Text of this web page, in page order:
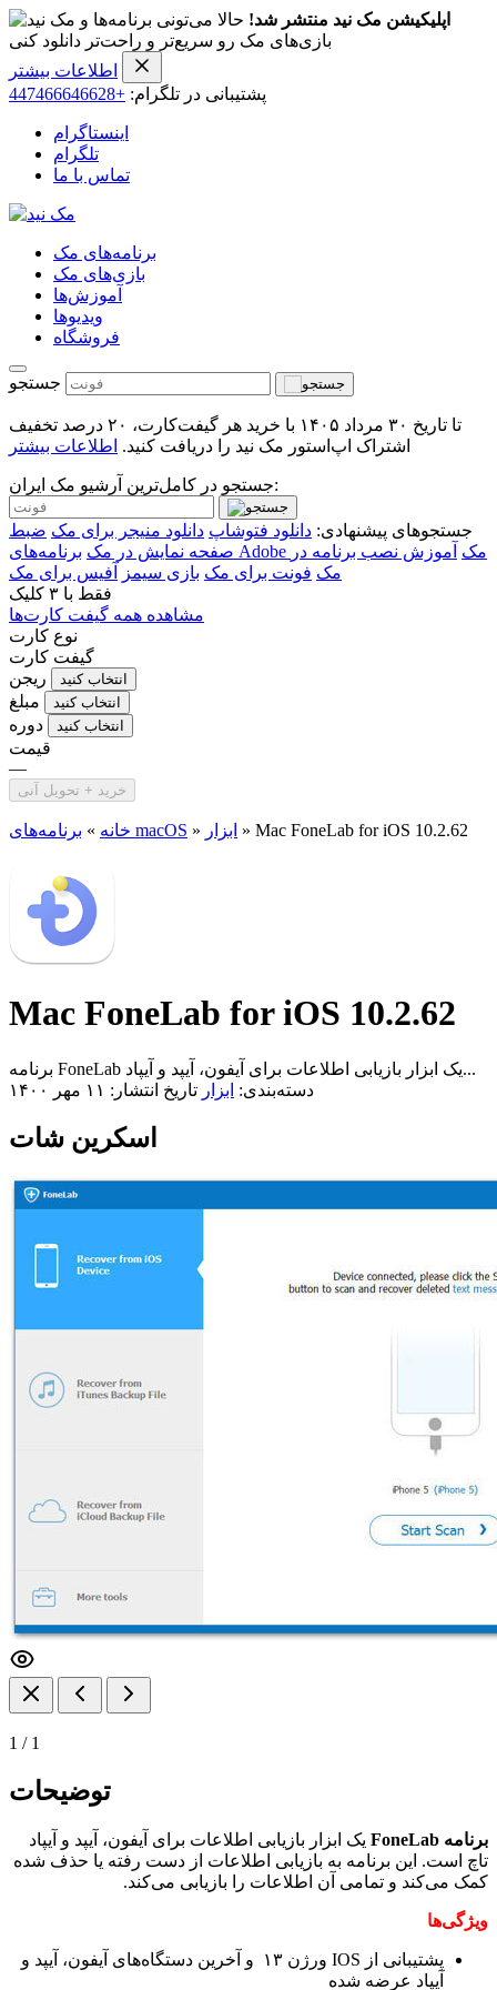
اپلیکیشن مک نید منتشر شد! حالا می‌تونی برنامه‌ها و
بازی‌های مک رو سریع‌تر و راحت‌تر دانلود کنی
اطلاعات بیشتر
پشتیبانی در تلگرام: +447466646628
اینستاگرام
تلگرام
تماس با ما
برنامه‌های مک
بازی‌های مک
آموزش‌ها
ویدیو‌ها
فروشگاه
جستجو
تا تاریخ ۳۰ مرداد ۱۴۰۵ با خرید هر گیفت‌کارت، ۲۰ درصد تخفیف
اشتراک اپ‌استور مک نید را دریافت کنید. اطلاعات بیشتر
جستجو در کامل‌ترین آرشیو مک ایران:
جستجوهای پیشنهادی: دانلود فتوشاپ دانلود منیجر برای مک ضبط
صفحه نمایش در مک
برنامه‌های Adobe مک آموزش نصب برنامه در
مک فونت برای مک بازی سیمز
آفیس برای مک
فقط با ۳ کلیک
مشاهده همه گیفت کارت‌ها
نوع کارت
گیفت کارت
ریجن
انتخاب کنید
مبلغ انتخاب کنید
دوره انتخاب کنید
قیمت
—
خرید + تحویل آنی
خانه » برنامه‌های macOS » ابزار » Mac FoneLab for iOS 10.2.62
Mac FoneLab for iOS 10.2.62
برنامه FoneLab یک ابزار بازیابی اطلاعات برای آیفون، آیپد و آیپاد...
دسته‌بندی: ابزار تاریخ انتشار: ۱۱ مهر ۱۴۰۰
اسکرین شات
1 / 1
توضیحات
برنامه FoneLab
یک ابزار بازیابی اطلاعات برای آیفون، آیپد و آیپاد
تاچ است. این برنامه به بازیابی اطلاعات از دست رفته یا حذف شده
کمک می‌کند و تمامی آن اطلاعات را بازیابی می‌کند.
ویژگی‌ها
پشتیبانی از IOS ورژن ۱۳ و آخرین دستگاه‌های آیفون، آیپد و
آیپاد عرضه شده